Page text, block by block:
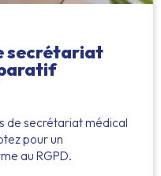
secrétariat
de secrétariat médical
pour un
au RGPD.